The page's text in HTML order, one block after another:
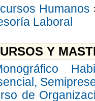
Humanos
Laboral
Y
de